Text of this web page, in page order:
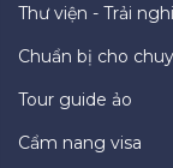
Thư viện - Trải
Chuẩn bị cho
Tour guide ảo
Cẩm nang visa